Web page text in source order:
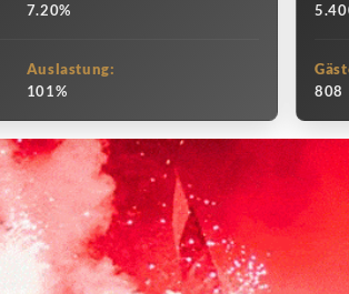
7.20%
Auslastung:
101%
808